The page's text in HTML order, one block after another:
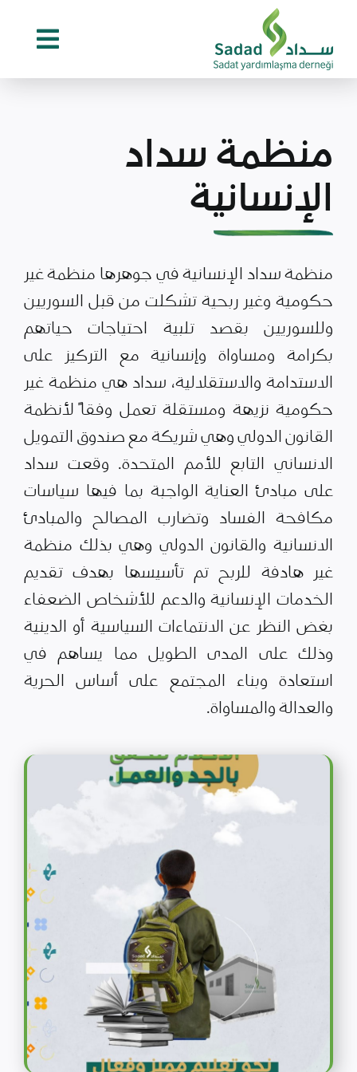
content
منظمة سداد
الإنسانية
منظمة سداد الإنسانية في جوهرها منظمة غير
حكومية وغير ربحية تشكلت من قبل السوريين
وللسوريين بقصد تلبية احتياجات حياتهم
بكرامة ومساواة وإنسانية مع التركيز على
الاستدامة والاستقلالية، سداد هي منظمة غير
حكومية نزيهة ومستقلة تعمل وفقاً لأنظمة
القانون الدولي وهي شريكة مع صندوق التمويل
الانساني التابع للأمم المتحدة. وقعت سداد
على مبادئ العناية الواجبة بما فيها سياسات
مكافحة الفساد وتضارب المصالح والمبادئ
الانسانية والقانون الدولي وهي بذلك منظمة
غير هادفة للربح تم تأسيسها بهدف تقديم
الخدمات الإنسانية والدعم للأشخاص الضعفاء
بغض النظر عن الانتماءات السياسية أو الدينية
وذلك على المدى الطويل مما يساهم في
استعادة وبناء المجتمع على أساس الحرية
والعدالة والمساواة.